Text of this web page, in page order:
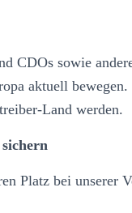
CDOs sowie
aktuell
Land werden.
Platz bei unserer